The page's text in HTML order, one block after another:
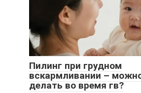
Пилинг при грудном
вскармливании –
делать во время гв?